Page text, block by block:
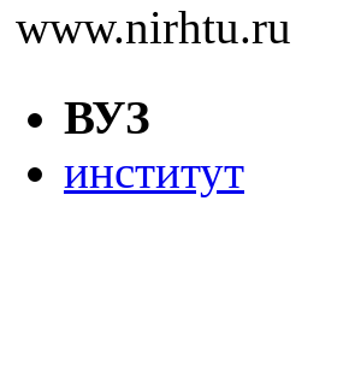
www.nirhtu.ru
ВУЗ
институт